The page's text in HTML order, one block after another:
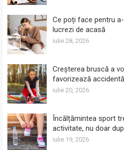
Ce poți face pentru
lucrezi de acasă
iulie 28, 2026
Creșterea bruscă a
favorizează
iulie 20, 2026
Încălțămintea sport
activitate, nu doar
iulie 19, 2026